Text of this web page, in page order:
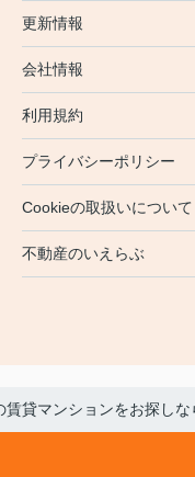
更新情報
会社情報
利用規約
プライバシーポリシー
Cookieの取扱いについて
不動産のいえらぶ
賃貸マンションをお探し